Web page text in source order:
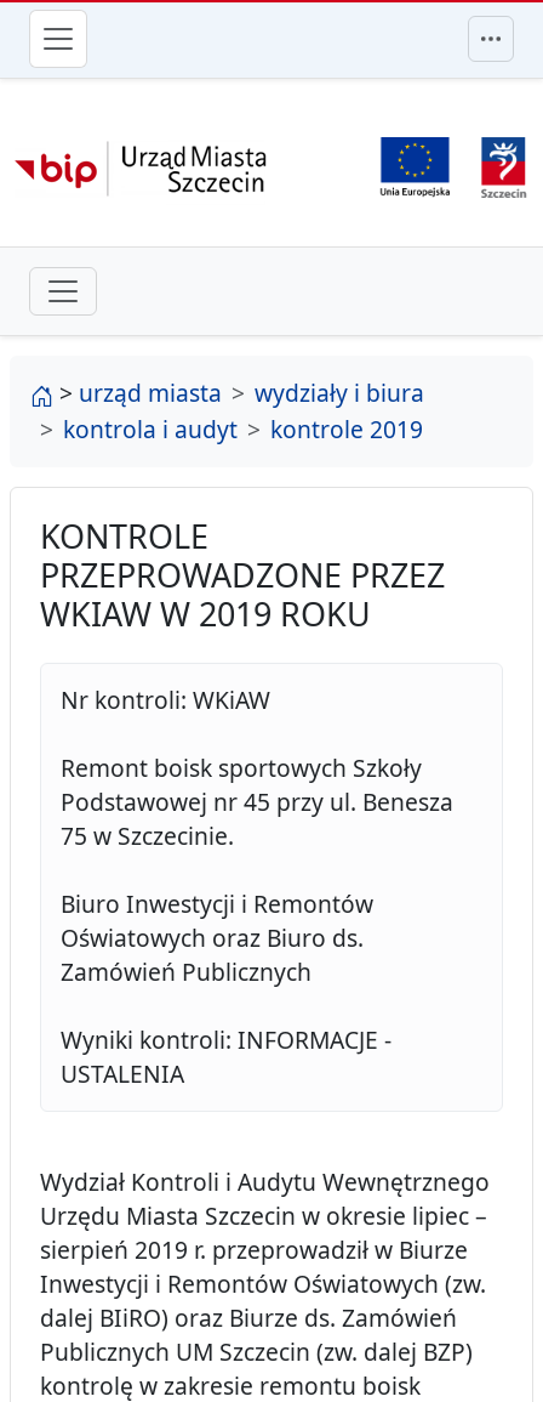
przejdź do głównego menu
strona główna
> urząd miasta
wydziały i biura
kontrola i audyt
kontrole 2019
KONTROLE
PRZEPROWADZONE PRZEZ
WKIAW W 2019 ROKU
Nr kontroli: WKiAW
Remont boisk sportowych Szkoły
Podstawowej nr 45 przy ul. Benesza
75 w Szczecinie.
Biuro Inwestycji i Remontów
Oświatowych oraz Biuro ds.
Zamówień Publicznych
Wyniki kontroli: INFORMACJE -
USTALENIA
Wydział Kontroli i Audytu Wewnętrznego
Urzędu Miasta Szczecin w okresie lipiec –
sierpień 2019 r. przeprowadził w Biurze
Inwestycji i Remontów Oświatowych (zw.
dalej BIiRO) oraz Biurze ds. Zamówień
Publicznych UM Szczecin (zw. dalej BZP)
kontrolę w zakresie remontu boisk